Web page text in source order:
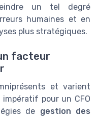
un tel degré
humaines et en
plus stratégiques.
facteur
et varient
pour un CFO
de gestion des